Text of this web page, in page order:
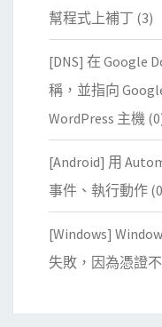
幫程式上補丁 (3)
[DNS] 在 Google
稱，並指向
WordPress 主機
[Android] 用
事件、執行動作
[Windows]
失敗，因為憑證